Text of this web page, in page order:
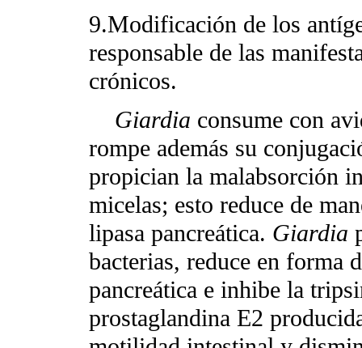
9.Modificación de los
responsable de las
crónicos.
Giardia consume con
rompe además su
propician la malabsorción
micelas; esto reduce de
lipasa pancreática. Giardia
bacterias, reduce en forma
pancreática e inhibe la
prostaglandina E2